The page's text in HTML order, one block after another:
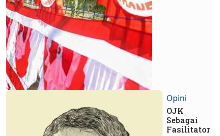
Opini
OJK
Sebagai
Fasilitator